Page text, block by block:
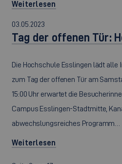
Weiterlesen
03.05.2023
Tag der offenen Tür:
Die Hochschule Esslingen lädt
zum Tag der offenen Tür am
15:00 Uhr erwartet die
Campus Esslingen-Stadtmitte,
abwechslungsreiches Programm…
Weiterlesen